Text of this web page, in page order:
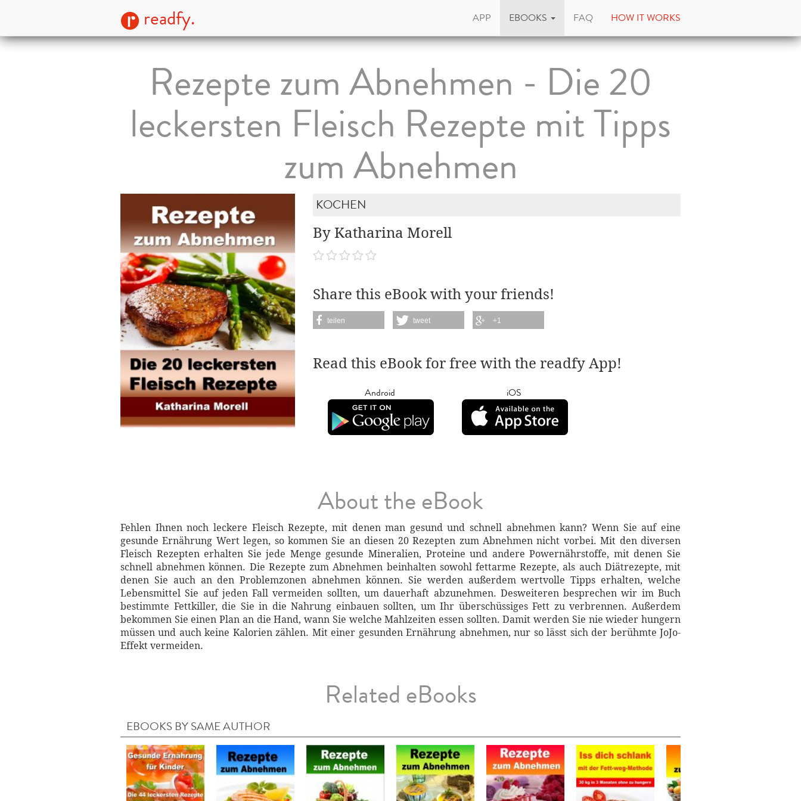
readfy. APP EBOOKS FAQ HOW IT WORKS
Rezepte zum Abnehmen - Die 20
leckersten Fleisch Rezepte mit Tipps
zum Abnehmen
KOCHEN
By Katharina Morell
Share this eBook with your friends!
teilen tweet +1
Read this eBook for free with the readfy App!
Android iOS
About the eBook
Fehlen Ihnen noch leckere Fleisch Rezepte, mit denen man gesund und schnell abnehmen kann? Wenn Sie auf eine
gesunde Ernährung Wert legen, so kommen Sie an diesen 20 Rezepten zum Abnehmen nicht vorbei. Mit den diversen
Fleisch Rezepten erhalten Sie jede Menge gesunde Mineralien, Proteine und andere Powernährstoffe, mit denen Sie
schnell abnehmen können. Die Rezepte zum Abnehmen beinhalten sowohl fettarme Rezepte, als auch Diätrezepte, mit
denen Sie auch an den Problemzonen abnehmen können. Sie werden außerdem wertvolle Tipps erhalten, welche
Lebensmittel Sie auf jeden Fall vermeiden sollten, um dauerhaft abzunehmen. Desweiteren besprechen wir im Buch
bestimmte Fettkiller, die Sie in die Nahrung einbauen sollten, um Ihr überschüssiges Fett zu verbrennen. Außerdem
bekommen Sie einen Plan an die Hand, wann Sie welche Mahlzeiten essen sollten. Damit werden Sie nie wieder hungern
müssen und auch keine Kalorien zählen. Mit einer gesunden Ernährung abnehmen, nur so lässt sich der berühmte JoJo-
Effekt vermeiden.
Related eBooks
EBOOKS BY SAME AUTHOR